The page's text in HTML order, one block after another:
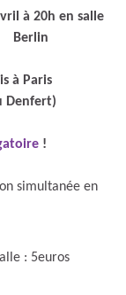
à 20h en salle
Berlin
à Paris
Denfert)
!
simultanée en
: 5euros